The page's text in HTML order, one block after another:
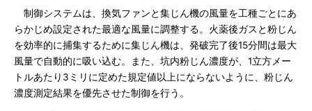
制御システムは、換気ファンと集じん機の風量を工種ごとにあ
らかじめ設定された最適な風量に調整する。火薬後ガスと粉じん
を効率的に捕集するために集じん機は、発破完了後15分間は最大
風量で自動的に吸い込む。また、坑内粉じん濃度が、1立方メー
トルあたり3ミリに定めた規定値以上にならないように、粉じん
濃度測定結果を優先させた制御を行う。